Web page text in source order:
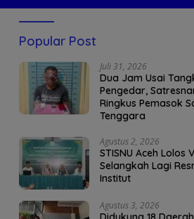
Popular Post
Juli 31, 2026
Dua Jam Usai
Pengedar,
Ringkus Pemasok
Tenggara
Agustus 2, 2026
STISNU Aceh Lolos
Selangkah Lagi
Institut
Agustus 3, 2026